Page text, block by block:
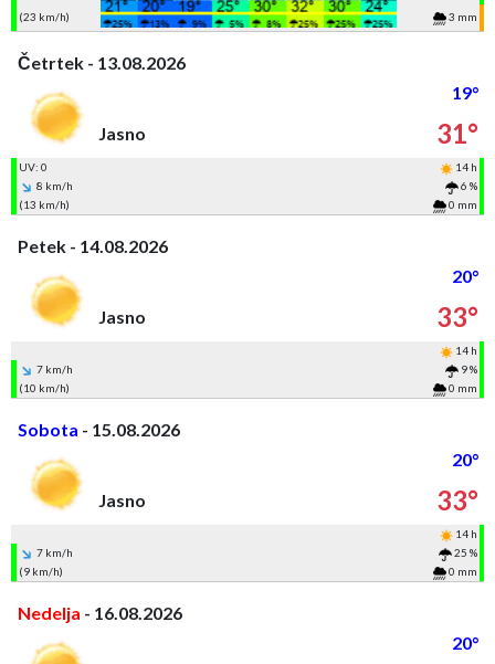
(23 km/h) 3 mm
Četrtek - 13.08.2026
19°
Jasno
31°
UV: 0
14 h
8 km/h
6 %
(13 km/h)
0 mm
Petek - 14.08.2026
20°
Jasno
33°
14 h
7 km/h
9 %
(10 km/h)
0 mm
Sobota - 15.08.2026
20°
Jasno
33°
14 h
7 km/h
25 %
(9 km/h)
0 mm
Nedelja - 16.08.2026
20°